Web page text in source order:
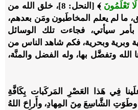
تَعْلَمُونَ ﴾ [النحل: 8]،
خلق الله من
ما لم يعلم المخاطَبون ومَن بعدهم،
سيأتي، فجاءت تلك الوسائل
وبرية وبحرية، فكم شاهد الناس من
وتفضَّل بها، وله الفضل والمنَّة،
فِي هَذا العَصْرِ المَركَبات بِكَافَّةِ
وطَوَتِ الشَّاسِعَ مِنَ المِهادِ، وأَراحَ اللهُ